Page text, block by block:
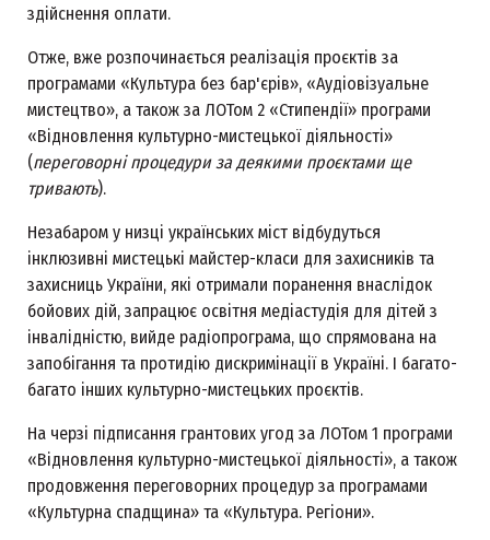
здійснення оплати.
Отже, вже розпочинається реалізація проєктів за
програмами «Культура без бар'єрів», «Аудіовізуальне
мистецтво», а також за ЛОТом 2 «Стипендії» програми
«Відновлення культурно-мистецької діяльності»
(переговорні процедури за деякими проєктами ще
тривають).
Незабаром у низці українських міст відбудуться
інклюзивні мистецькі майстер-класи для захисників та
захисниць України, які отримали поранення внаслідок
бойових дій, запрацює освітня медіастудія для дітей з
інвалідністю, вийде радіопрограма, що спрямована на
запобігання та протидію дискримінації в Україні. І багато-
багато інших культурно-мистецьких проєктів.
На черзі підписання грантових угод за ЛОТом 1 програми
«Відновлення культурно-мистецької діяльності», а також
продовження переговорних процедур за програмами
«Культурна спадщина» та «Культура. Регіони».